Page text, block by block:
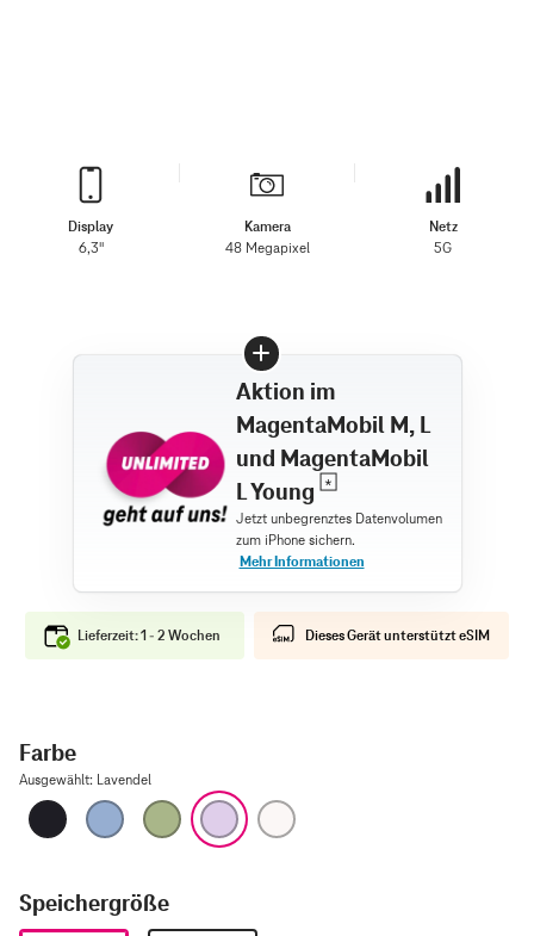
Display
6,3"
Kamera
48 Megapixel
Netz
5G
Aktion im
MagentaMobil M, L
und MagentaMobil
L Young
Lieferzeit: 1 - 2 Wochen Dieses Gerät unterstützt eSIM
Farbe
Ausgewählt: Lavendel
Schwarz NebelblauSalbei Lavendel
Speichergröße